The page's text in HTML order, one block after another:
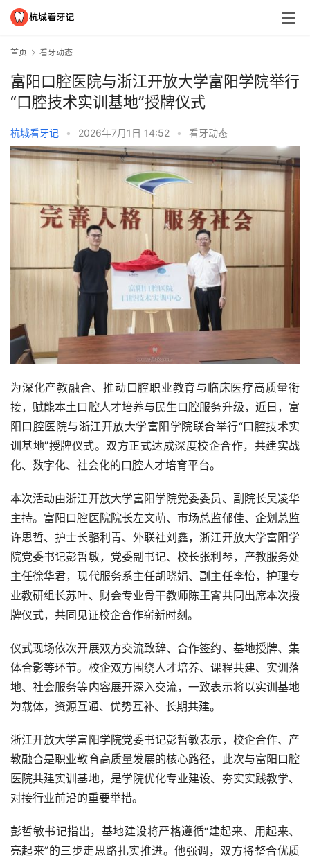
首页 看牙动态
富阳口腔医院与浙江开放大学富阳学院举行
“口腔技术实训基地”授牌仪式
杭城看牙记 • 2026年7月1日 14:52 • 看牙动态
为深化产教融合、推动口腔职业教育与临床医疗高质量衔
接，赋能本土口腔人才培养与民生口腔服务升级，近日，富
阳口腔医院与浙江开放大学富阳学院联合举行“口腔技术实
训基地”授牌仪式。双方正式达成深度校企合作，共建实战
化、数字化、社会化的口腔人才培育平台。
本次活动由浙江开放大学富阳学院党委委员、副院长吴凌华
主持。富阳口腔医院院长左文萌、市场总监郁佳、企划总监
许思哲、护士长骆利青、外联社刘鑫，浙江开放大学富阳学
院党委书记彭哲敏，党委副书记、校长张利琴，产教服务处
主任徐华君，现代服务系主任胡晓娟、副主任李怡，护理专
业教研组长苏叶、财会专业骨干教师陈王霄共同出席本次授
牌仪式，共同见证校企合作崭新时刻。
仪式现场依次开展双方交流致辞、合作签约、基地授牌、集
体合影等环节。校企双方围绕人才培养、课程共建、实训落
地、社会服务等内容展开深入交流，一致表示将以实训基地
为载体，资源互通、优势互补、长期共建。
浙江开放大学富阳学院党委书记彭哲敏表示，校企合作、产
教融合是职业教育高质量发展的核心路径，此次与富阳口腔
医院共建实训基地，是学院优化专业建设、夯实实践教学、
对接行业前沿的重要举措。
彭哲敏书记指出，基地建设将严格遵循“建起来、用起来、
亮起来”的三步走思路扎实推进。他强调，双方将整合优质